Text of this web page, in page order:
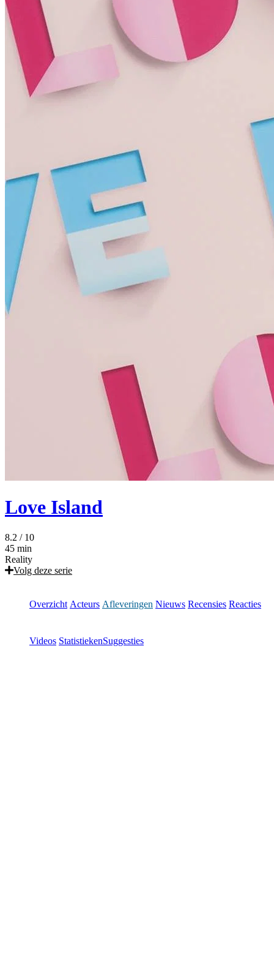
Love Island
8.2 / 10
45 min
Reality
Volg deze serie
Overzicht Acteurs Afleveringen Nieuws Recensies Reacties
Videos StatistiekenSuggesties